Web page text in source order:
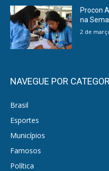
Procon
na
2 de
NAVEGUE POR
Brasil
Esportes
Municípios
Famosos
Política